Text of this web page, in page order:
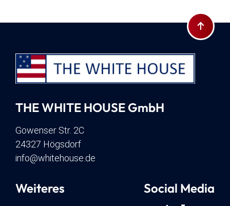
Zum
THE WHITE HOUSE GmbH
Gowenser Str. 2C
24327 Högsdorf
info@whitehouse.de
Weiteres Social Media